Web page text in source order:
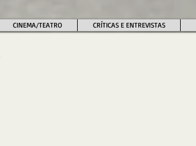
CINEMA/TEATRO CRÍTICAS E ENTREVISTAS